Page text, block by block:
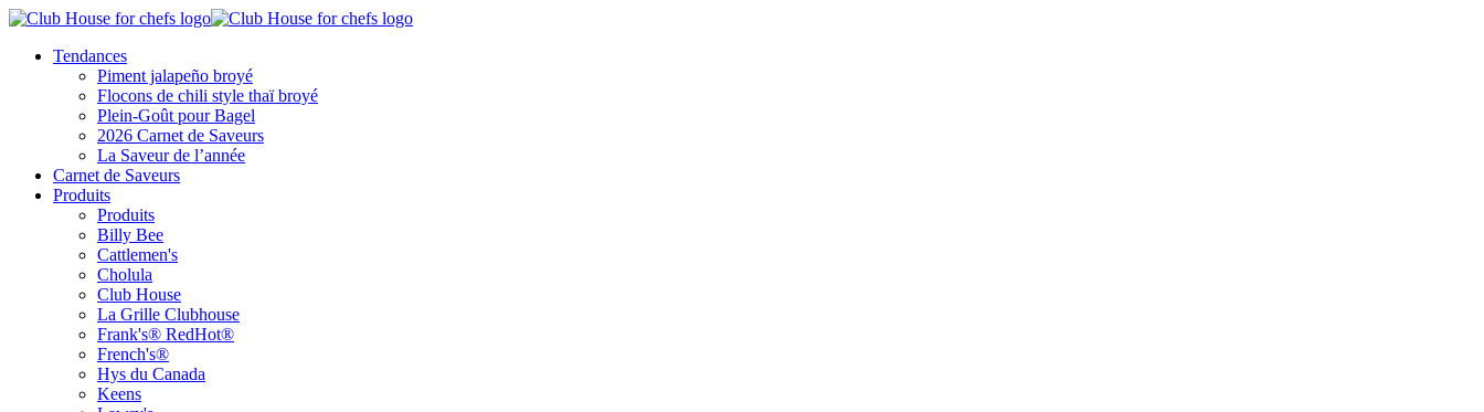
Tendances
Piment jalapeño broyé
Flocons de chili style thaï broyé
Plein-Goût pour Bagel
2026 Carnet de Saveurs
La Saveur de l’année
Carnet de Saveurs
Produits
Produits
Billy Bee
Cattlemen's
Cholula
Club House
La Grille Clubhouse
Frank's® RedHot®
French's®
Hys du Canada
Keens